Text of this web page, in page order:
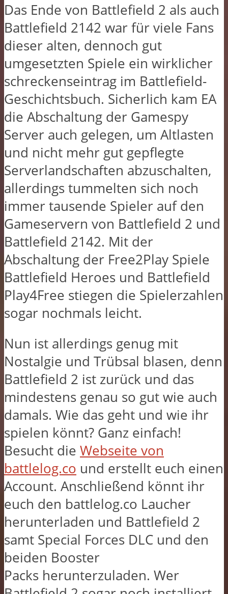
Das Ende von Battlefield 2 als auch
Battlefield 2142 war für viele Fans
dieser alten, dennoch gut
umgesetzten Spiele ein wirklicher
schreckenseintrag im Battlefield-
Geschichtsbuch. Sicherlich kam EA
die Abschaltung der Gamespy
Server auch gelegen, um Altlasten
und nicht mehr gut gepflegte
Serverlandschaften abzuschalten,
allerdings tummelten sich noch
immer tausende Spieler auf den
Gameservern von Battlefield 2 und
Battlefield 2142. Mit der
Abschaltung der Free2Play Spiele
Battlefield Heroes und Battlefield
Play4Free stiegen die Spielerzahlen
sogar nochmals leicht.
Nun ist allerdings genug mit
Nostalgie und Trübsal blasen, denn
Battlefield 2 ist zurück und das
mindestens genau so gut wie auch
damals. Wie das geht und wie ihr
spielen könnt? Ganz einfach!
Besucht die Webseite von
battlelog.co und erstellt euch einen
Account. Anschließend könnt ihr
euch den battlelog.co Laucher
herunterladen und Battlefield 2
samt Special Forces DLC und den
beiden Booster
Packs herunterzuladen. Wer